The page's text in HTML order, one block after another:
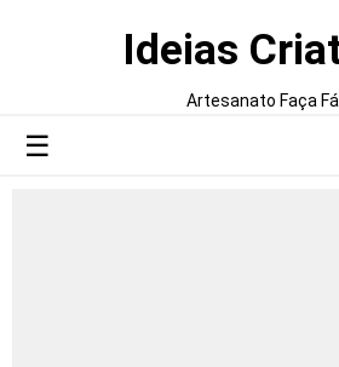
Ideias
Artesanato Faça